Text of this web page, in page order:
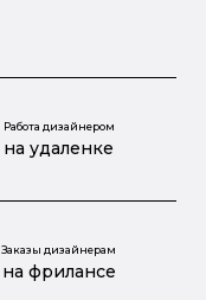
Работа дизайнером
на удаленке
Заказы дизайнерам
на фрилансе